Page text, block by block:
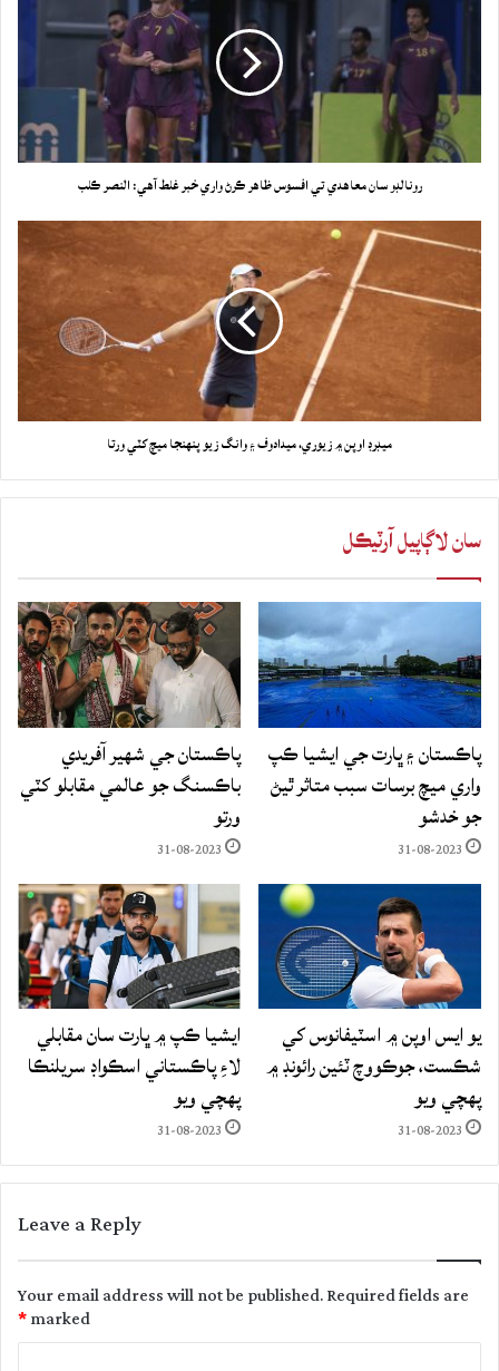
رونالڊو سان معاهدي تي افسوس ظاهر ڪرڻ واري خبر غلط آهي: النصر ڪلب
ميڊرڊ اوپن ۾ زيوري، ميدادوف ۽ وانگ زيو پنهنجا ميچ کٽي ورتا
سان لاڳاپيل آرٽيڪل
پاڪستان ۽ ڀارت جي ايشيا ڪپ
واري ميچ برسات سبب متاثر ٿيڻ
جو خدشو
31-08-2023
پاڪستان جي شهير آفريدي
باڪسنگ جو عالمي مقابلو کٽي
ورتو
31-08-2023
يو ايس اوپن ۾ اسٽيفانوس کي
شڪست، جوڪووچ ٽئين رائونڊ ۾
پهچي ويو
31-08-2023
ايشيا ڪپ ۾ ڀارت سان مقابلي
لاءِ پاڪستاني اسڪواڊ سريلنڪا
پهچي ويو
31-08-2023
Leave a Reply
Your email address will not be published.Required fields are
marked
*